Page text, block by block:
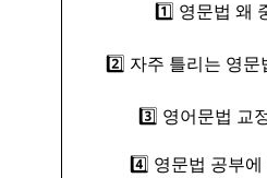
1️⃣ 영문법 왜
2️⃣ 자주 틀리는 영문
3️⃣ 영어문법 교
4️⃣ 영문법 공부